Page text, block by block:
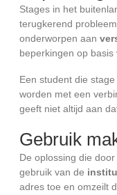
Stages in het
terugkerend
onderworpen aan
beperkingen op basis
Een student die
worden met een
geeft niet altijd aan
Gebruik
De oplossing die
gebruik van de
adres toe en omzeilt